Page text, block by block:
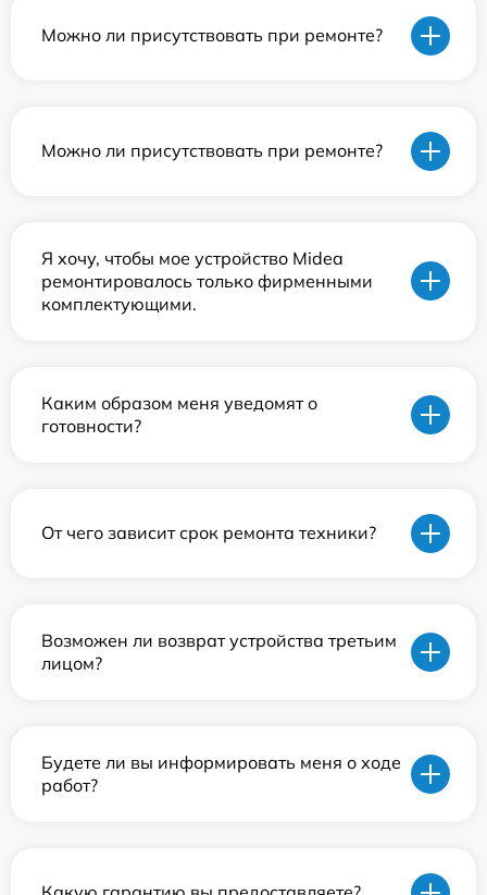
Можно ли присутствовать при ремонте?
Можно ли присутствовать при ремонте?
Я хочу, чтобы мое устройство Midea
ремонтировалось только фирменными
комплектующими.
Каким образом меня уведомят о
готовности?
От чего зависит срок ремонта техники?
Возможен ли возврат устройства третьим
лицом?
Будете ли вы информировать меня о ходе
работ?